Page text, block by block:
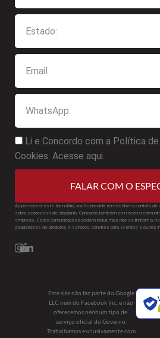
Li e Concordo com a Política
Cookies. Acesse aqui.
FALAR COM O
Ao preencher este formulário, você concorda em receber o contato de
sobre o processo de cidadania. Concorda também em receber
empresa. Estas comunicações podem incluir, mas não se limitam a,
atualizações de produtos e serviços, convites para eventos e outras
Este site não faz parte do Google
LLC nem do Facebook Inc. e não
oferecemos nenhum tipo de
serviço oficial do Governo.
Trabalhamos exclusivamente com